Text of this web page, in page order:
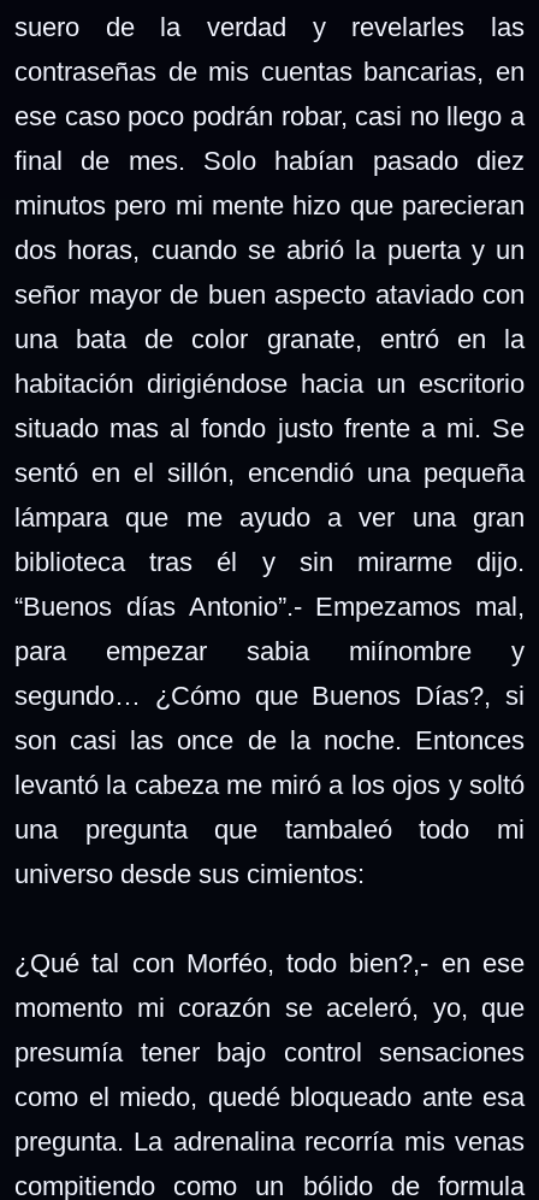
suero de la verdad y revelarles las
contraseñas de mis cuentas bancarias, en
ese caso poco podrán robar, casi no llego a
final de mes. Solo habían pasado diez
minutos pero mi mente hizo que parecieran
dos horas, cuando se abrió la puerta y un
señor mayor de buen aspecto ataviado con
una bata de color granate, entró en la
habitación dirigiéndose hacia un escritorio
situado mas al fondo justo frente a mi. Se
sentó en el sillón, encendió una pequeña
lámpara que me ayudo a ver una gran
biblioteca tras él y sin mirarme dijo.
“Buenos días Antonio”.- Empezamos mal,
para empezar sabia miínombre y
segundo… ¿Cómo que Buenos Días?, si
son casi las once de la noche. Entonces
levantó la cabeza me miró a los ojos y soltó
una pregunta que tambaleó todo mi
universo desde sus cimientos:
¿Qué tal con Morféo, todo bien?,- en ese
momento mi corazón se aceleró, yo, que
presumía tener bajo control sensaciones
como el miedo, quedé bloqueado ante esa
pregunta. La adrenalina recorría mis venas
compitiendo como un bólido de formula